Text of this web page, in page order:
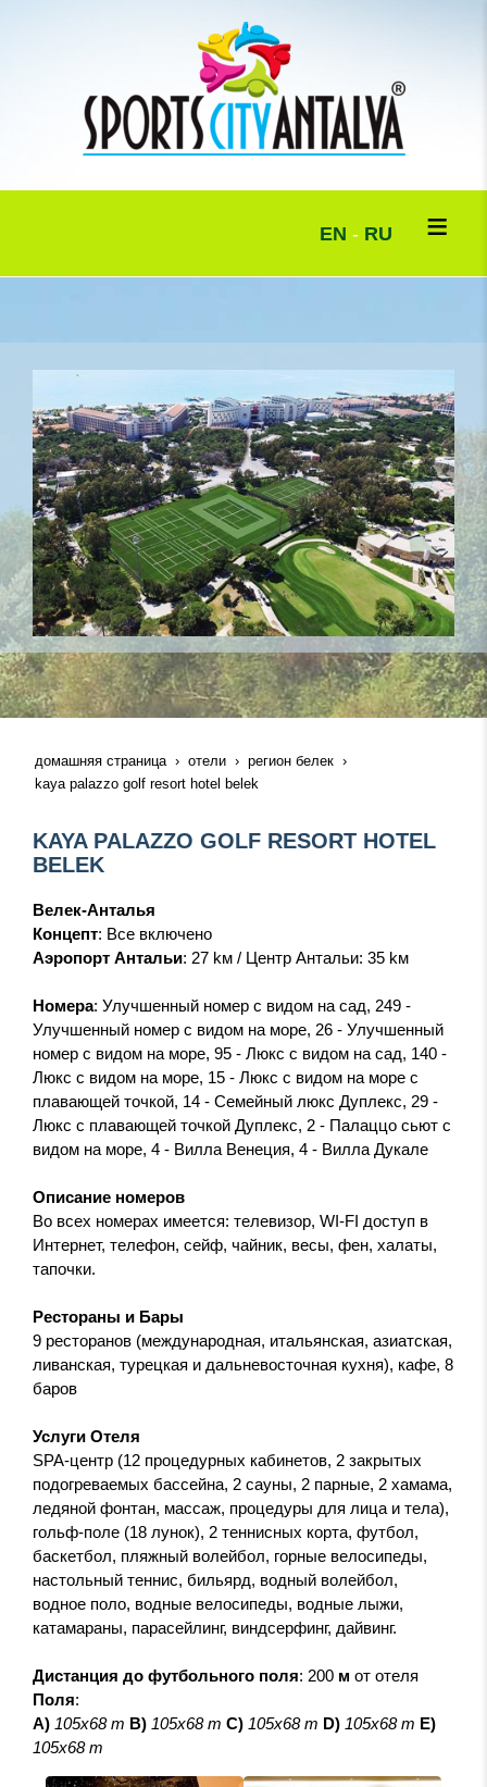
EN - RU
домашняя страница отели
регион белек
kaya palazzo golf resort hotel belek
KAYA PALAZZO GOLF RESORT HOTEL
BELEK
Велек-Анталья
Концепт: Все включено
Аэропорт Антальи: 27 kм / Центр Антальи: 35 kм
Номера: Улучшенный номер с видом на сад, 249 -
Улучшенный номер с видом на море, 26 - Улучшенный
номер с видом на море, 95 - Люкс с видом на сад, 140 -
Люкс с видом на море, 15 - Люкс с видом на море с
плавающей точкой, 14 - Семейный люкс Дуплекс, 29 -
Люкс с плавающей точкой Дуплекс, 2 - Палаццо сьют с
видом на море, 4 - Вилла Венеция, 4 - Вилла Дукале
Описание номеров
Во всех номерах имеется: телевизор, WI-FI доступ в
Интернет, телефон, сейф, чайник, весы, фен, халаты,
тапочки.
Рестораны и Бары
9 ресторанов (международная, итальянская, азиатская,
ливанская, турецкая и дальневосточная кухня), кафе, 8
баров
Услуги Отеля
SPA-центр (12 процедурных кабинетов, 2 закрытых
подогреваемых бассейна, 2 сауны, 2 парные, 2 хамама,
ледяной фонтан, массаж, процедуры для лица и тела),
гольф-поле (18 лунок), 2 теннисных корта, футбол,
баскетбол, пляжный волейбол, горные велосипеды,
настольный теннис, бильярд, водный волейбол,
водное поло, водные велосипеды, водные лыжи,
катамараны, парасейлинг, виндсерфинг, дайвинг.
Дистанция до футбольного поля: 200 м от отеля
Поля:
А) 105х68 m В) 105х68 m С) 105х68 m D) 105x68 m E)
105x68 m